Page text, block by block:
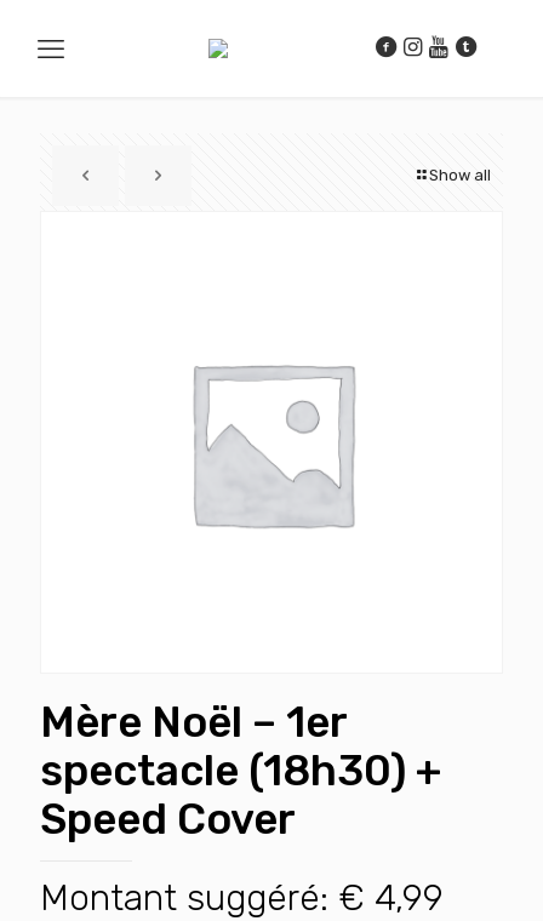
Show all
Mère Noël – 1er
spectacle (18h30) +
Speed Cover
Montant suggéré: € 4,99